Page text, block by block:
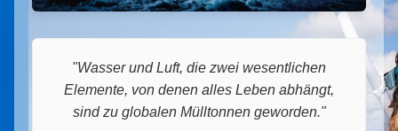
"Wasser und Luft, die zwei wesentlichen
Elemente, von denen alles Leben abhängt,
sind zu globalen Mülltonnen geworden."